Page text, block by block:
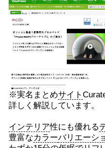
※実名まとめサイト
詳しく解説しています。
インテリア性にも優れる
豊富なカラーバリエーシ